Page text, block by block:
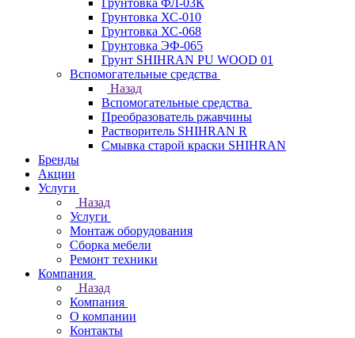
Грунтовка ФЛ-03К
Грунтовка ХС-010
Грунтовка ХС-068
Грунтовка ЭФ-065
Грунт SHIHRAN PU WOOD 01
Вспомогательные средства
Назад
Вспомогательные средства
Преобразователь ржавчины
Растворитель SHIHRAN R
Смывка старой краски SHIHRAN
Бренды
Акции
Услуги
Назад
Услуги
Монтаж оборудования
Сборка мебели
Ремонт техники
Компания
Назад
Компания
О компании
Контакты